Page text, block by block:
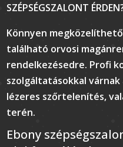
SZÉPSÉGSZALONT
Könnyen
található orvosi
rendelkezésedre. Profi
szolgáltatásokkal várnak
lézeres szőrtelenítés,
terén.
Ebony